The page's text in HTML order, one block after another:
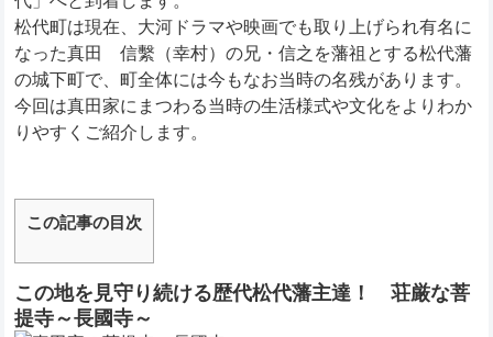
松代町は現在、大河ドラマや映画でも取り上げられ有名に
なった真田 信繫（幸村）の兄・信之を藩祖とする松代藩
の城下町で、町全体には今もなお当時の名残があります。
今回は真田家にまつわる当時の生活様式や文化をよりわか
りやすくご紹介します。
この記事の目次
この地を見守り続ける歴代松代藩主達！ 荘厳な菩
提寺～長國寺～